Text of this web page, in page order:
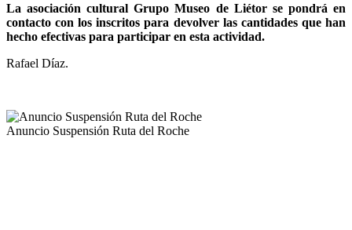
La asociación cultural Grupo Museo de Liétor se pondrá en
contacto con los inscritos para devolver las cantidades que han
hecho efectivas para participar en esta actividad.
Rafael Díaz.
Anuncio Suspensión Ruta del Roche